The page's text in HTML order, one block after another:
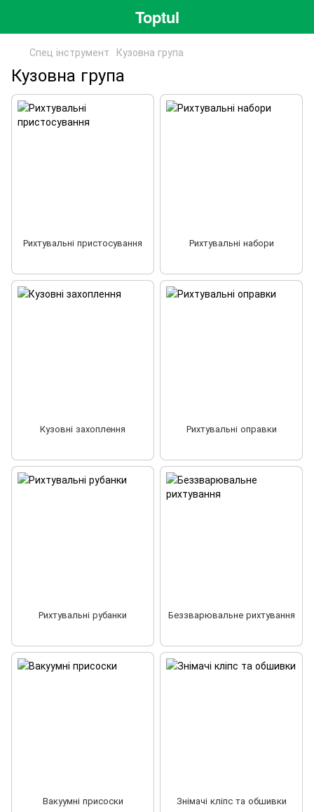
Toptul
Спец інструмент Кузовна група
Кузовна група
Рихтувальні пристосування Рихтувальні набори
Кузовні захоплення Рихтувальні оправки
Рихтувальні рубанки Беззварювальне рихтування
Вакуумні присоски Знімачі кліпс та обшивки